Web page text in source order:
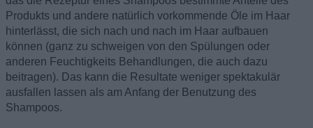
Produkts und andere natürlich vorkommende Öle im Haar
hinterlässt, die sich nach und nach im Haar aufbauen
können (ganz zu schweigen von den Spülungen oder
anderen Feuchtigkeits Behandlungen, die auch dazu
beitragen). Das kann die Resultate weniger spektakulär
ausfallen lassen als am Anfang der Benutzung des
Shampoos.